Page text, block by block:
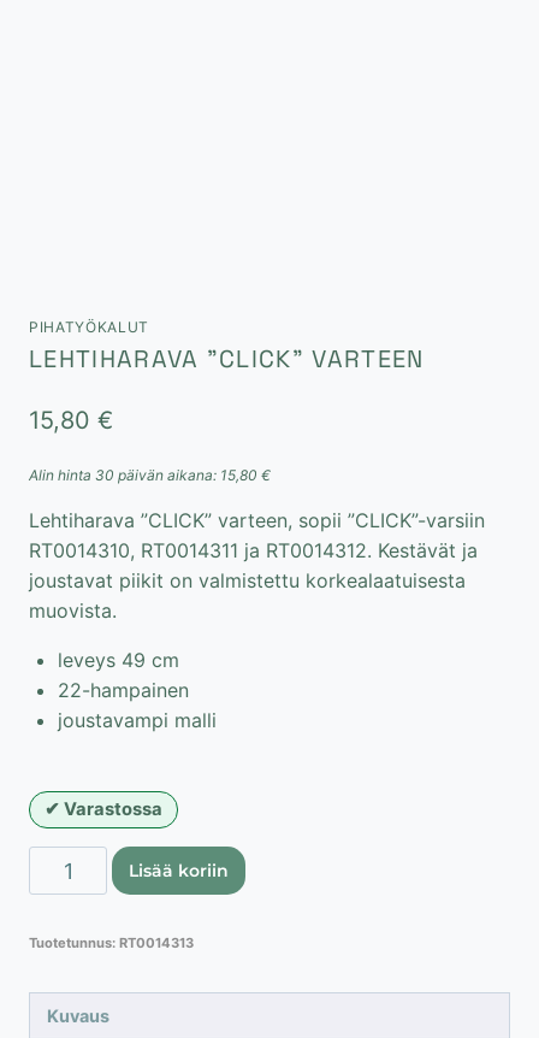
PIHATYÖKALUT
LEHTIHARAVA ”CLICK” VARTEEN
15,80 €
Alin hinta 30 päivän aikana: 15,80 €
Lehtiharava ”CLICK” varteen, sopii ”CLICK”-varsiin
RT0014310, RT0014311 ja RT0014312. Kestävät ja
joustavat piikit on valmistettu korkealaatuisesta
muovista.
leveys 49 cm
22-hampainen
joustavampi malli
Varastossa
Lehtiharava
"CLICK"
määrä
Lisää koriin
Tuotetunnus: RT0014313
Kuvaus